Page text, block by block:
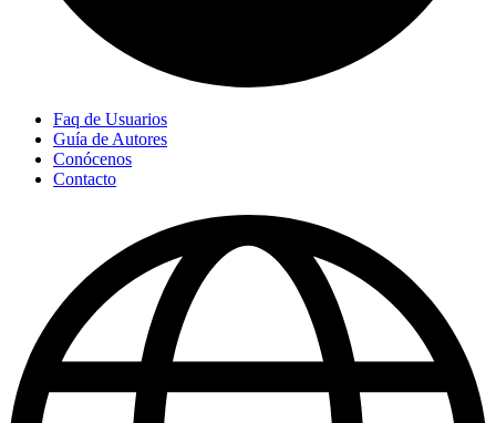
Faq de Usuarios
Guía de Autores
Conócenos
Contacto